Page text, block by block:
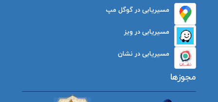
مسیریابی در گوگل مپ
مسیریابی در ویز
مسیریابی در نشان
مجوزها